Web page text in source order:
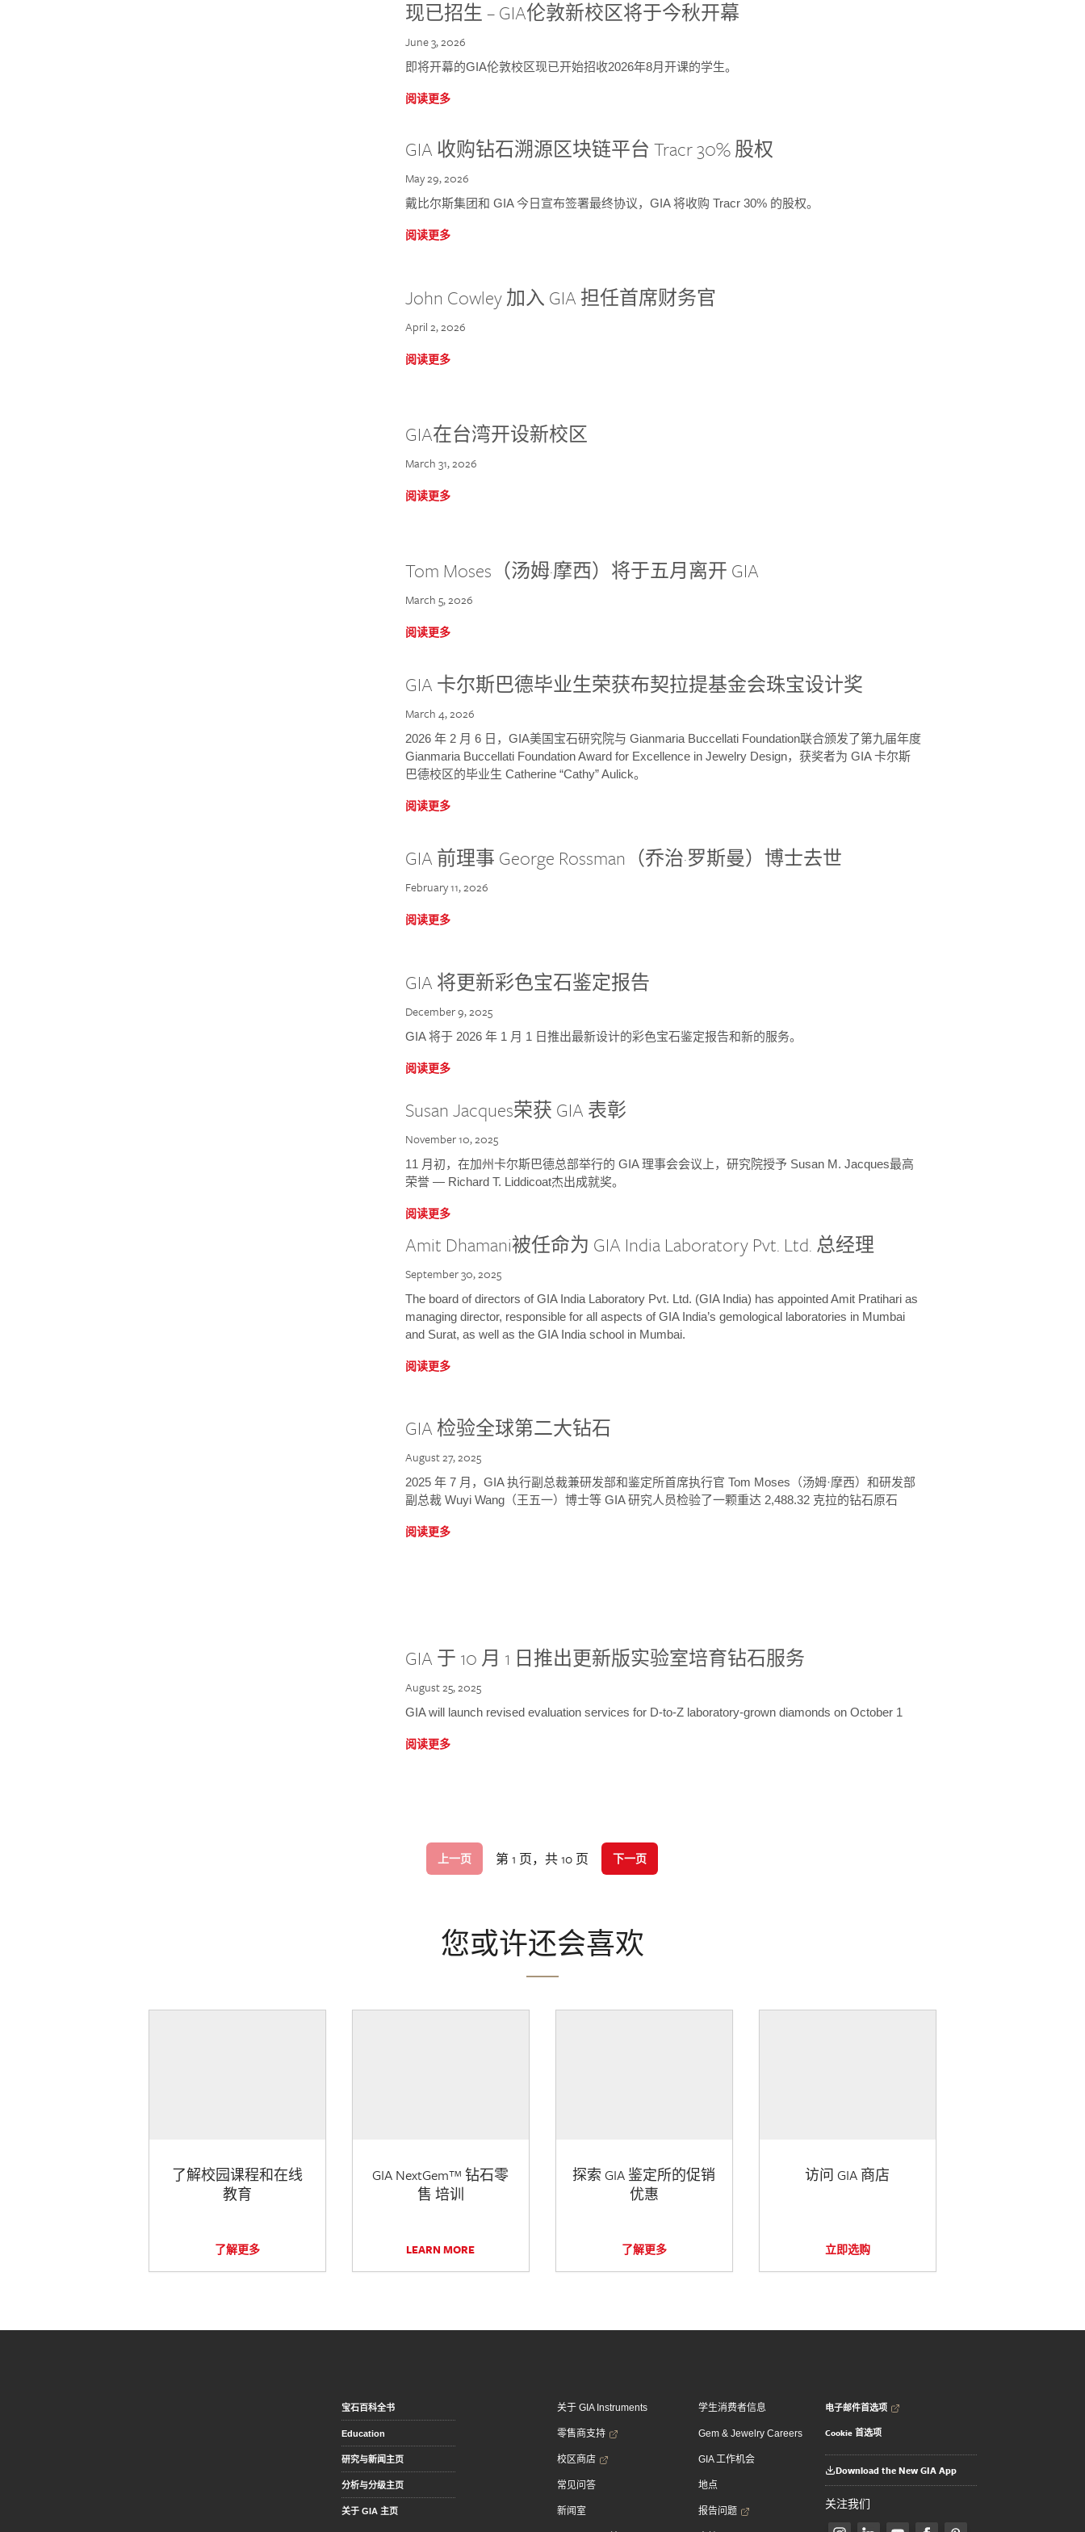
现已招生 – GIA伦敦新校区将于今秋开幕
June 3, 2026
即将开幕的GIA伦敦校区现已开始招收2026年8月开课的学生。
阅读更多
GIA 收购钻石溯源区块链平台 Tracr 30% 股权
May 29, 2026
戴比尔斯集团和 GIA 今日宣布签署最终协议，GIA 将收购 Tracr 30% 的股权。
阅读更多
John Cowley 加入 GIA 担任首席财务官
April 2, 2026
阅读更多
GIA在台湾开设新校区
March 31, 2026
阅读更多
Tom Moses（汤姆·摩西）将于五月离开 GIA
March 5, 2026
阅读更多
GIA 卡尔斯巴德毕业生荣获布契拉提基金会珠宝设计奖
March 4, 2026
2026 年 2 月 6 日，GIA美国宝石研究院与 Gianmaria Buccellati Foundation联合颁发了第九届年度
Gianmaria Buccellati Foundation Award for Excellence in Jewelry Design，获奖者为 GIA 卡尔斯
巴德校区的毕业生 Catherine “Cathy” Aulick。
阅读更多
GIA 前理事 George Rossman（乔治·罗斯曼）博士去世
February 11, 2026
阅读更多
GIA 将更新彩色宝石鉴定报告
December 9, 2025
GIA 将于 2026 年 1 月 1 日推出最新设计的彩色宝石鉴定报告和新的服务。
阅读更多
Susan Jacques荣获 GIA 表彰
November 10, 2025
11 月初，在加州卡尔斯巴德总部举行的 GIA 理事会会议上，研究院授予 Susan M. Jacques最高
荣誉 — Richard T. Liddicoat杰出成就奖。
阅读更多
Amit Dhamani被任命为 GIA India Laboratory Pvt. Ltd. 总经理
September 30, 2025
The board of directors of GIA India Laboratory Pvt. Ltd. (GIA India) has appointed Amit Pratihari as
managing director, responsible for all aspects of GIA India’s gemological laboratories in Mumbai
and Surat, as well as the GIA India school in Mumbai.
阅读更多
GIA 检验全球第二大钻石
August 27, 2025
2025 年 7 月，GIA 执行副总裁兼研发部和鉴定所首席执行官 Tom Moses（汤姆·摩西）和研发部
副总裁 Wuyi Wang（王五一）博士等 GIA 研究人员检验了一颗重达 2,488.32 克拉的钻石原石
阅读更多
GIA 于 10 月 1 日推出更新版实验室培育钻石服务
August 25, 2025
GIA will launch revised evaluation services for D-to-Z laboratory-grown diamonds on October 1
阅读更多
上一页 第 1 页，共 10 页 下一页
您或许还会喜欢
了解校园课程和在线
教育
了解更多
GIA NextGem™ 钻石零
售 培训
LEARN MORE
探索 GIA 鉴定所的促销
优惠
了解更多
访问 GIA 商店
立即选购
宝石百科全书
Education
研究与新闻主页
分析与分级主页
关于 GIA 主页
关于 GIA Instruments
零售商支持
校区商店
常见问答
新闻室
学生消费者信息
Gem & Jewelry Careers
GIA 工作机会
地点
报告问题
电子邮件首选项
Cookie 首选项
Download the New GIA App
关注我们